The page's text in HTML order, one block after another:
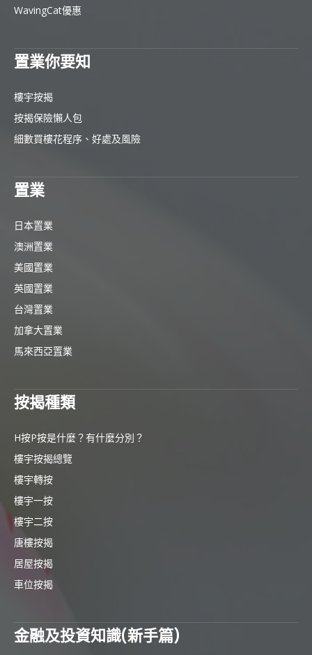
WavingCat優惠
置業你要知
樓宇按揭
按揭保險懶人包
細數買樓花程序、好處及風險
置業
日本置業
澳洲置業
美國置業
英國置業
台灣置業
加拿大置業
馬來西亞置業
按揭種類
H按P按是什麼？有什麼分別？
樓宇按揭總覽
樓宇轉按
樓宇一按
樓宇二按
唐樓按揭
居屋按揭
車位按揭
金融及投資知識(新手篇)